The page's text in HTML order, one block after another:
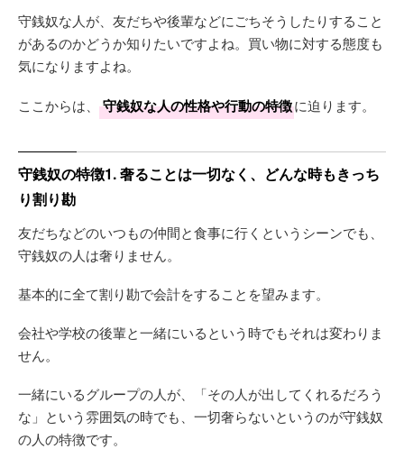
守銭奴な人が、友だちや後輩などにごちそうしたりすること
があるのかどうか知りたいですよね。買い物に対する態度も
気になりますよね。
ここからは、 守銭奴な人の性格や行動の特徴に迫ります。
守銭奴の特徴1. 奢ることは一切なく、どんな時もきっち
り割り勘
友だちなどのいつもの仲間と食事に行くというシーンでも、
守銭奴の人は奢りません。
基本的に全て割り勘で会計をすることを望みます。
会社や学校の後輩と一緒にいるという時でもそれは変わりま
せん。
一緒にいるグループの人が、「その人が出してくれるだろう
な」という雰囲気の時でも、一切奢らないというのが守銭奴
の人の特徴です。